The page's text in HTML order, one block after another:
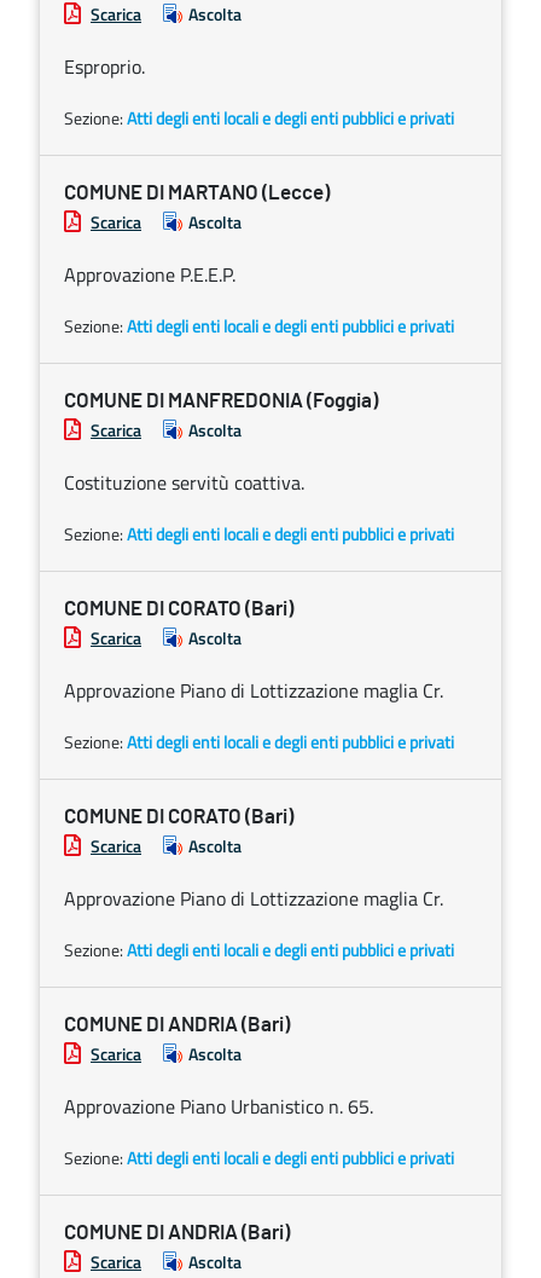
Scarica Ascolta
Esproprio.
Sezione:Atti degli enti locali e degli enti pubblici e privati
COMUNE DI MARTANO (Lecce)
Scarica Ascolta
Approvazione P.E.E.P.
Sezione:Atti degli enti locali e degli enti pubblici e privati
COMUNE DI MANFREDONIA (Foggia)
Scarica Ascolta
Costituzione servitù coattiva.
Sezione:Atti degli enti locali e degli enti pubblici e privati
COMUNE DI CORATO (Bari)
Scarica Ascolta
Approvazione Piano di Lottizzazione maglia Cr.
Sezione:Atti degli enti locali e degli enti pubblici e privati
COMUNE DI CORATO (Bari)
Scarica Ascolta
Approvazione Piano di Lottizzazione maglia Cr.
Sezione:Atti degli enti locali e degli enti pubblici e privati
COMUNE DI ANDRIA (Bari)
Scarica Ascolta
Approvazione Piano Urbanistico n. 65.
Sezione:Atti degli enti locali e degli enti pubblici e privati
COMUNE DI ANDRIA (Bari)
Scarica Ascolta